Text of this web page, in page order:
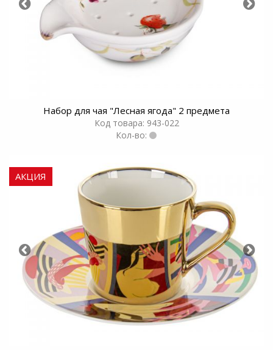
Набор для чая "Лесная ягода" 2 предмета
Код товара: 943-022
Кол-во:
АКЦИЯ